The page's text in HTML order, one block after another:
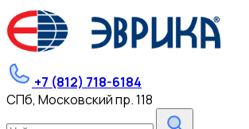
+7 (812) 718-6184
СПб, Московский пр. 118